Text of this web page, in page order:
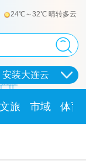
24℃～32℃ 晴转多云
安装大连云
文旅 市域 体育